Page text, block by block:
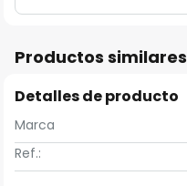
Productos similares
Detalles de producto
Marca
Ref.: